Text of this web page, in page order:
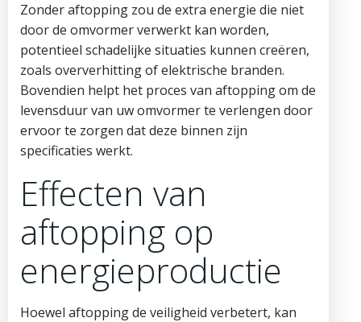
Zonder aftopping zou de extra energie die niet
door de omvormer verwerkt kan worden,
potentieel schadelijke situaties kunnen creëren,
zoals oververhitting of elektrische branden.
Bovendien helpt het proces van aftopping om de
levensduur van uw omvormer te verlengen door
ervoor te zorgen dat deze binnen zijn
specificaties werkt.
Effecten van
aftopping op
energieproductie
Hoewel aftopping de veiligheid verbetert, kan